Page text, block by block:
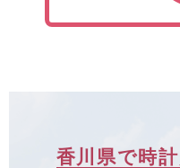
香川県で時